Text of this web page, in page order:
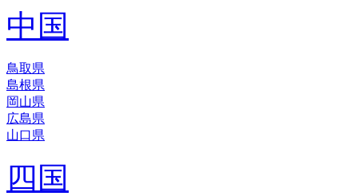
中国
鳥取県
島根県
岡山県
広島県
山口県
四国